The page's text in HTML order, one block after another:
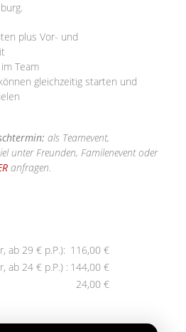
plus Vor- und
Team
gleichzeitig starten und
als Teamevent,
unter Freunden, Familenevent oder
anfragen.
ab 29 € p.P.): 116,00 €
ab 24 € p.P.) : 144,00 €
24,00 €